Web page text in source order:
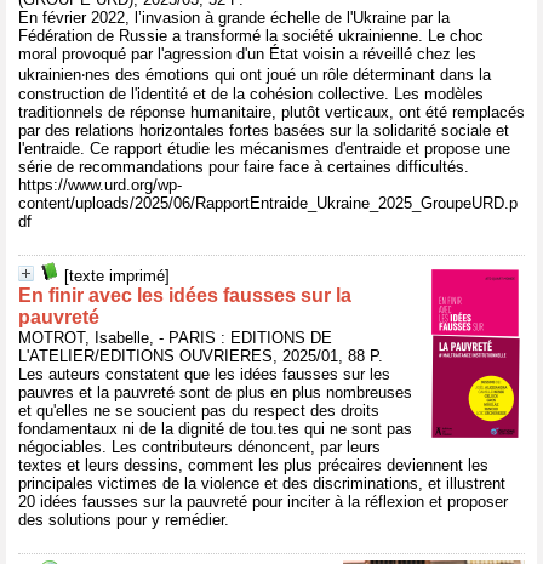
En février 2022, l’invasion à grande échelle de l'Ukraine par la
Fédération de Russie a transformé la société ukrainienne. Le choc
moral provoqué par l'agression d'un État voisin a réveillé chez les
ukrainien‧nes des émotions qui ont joué un rôle déterminant dans la
construction de l'identité et de la cohésion collective. Les modèles
traditionnels de réponse humanitaire, plutôt verticaux, ont été remplacés
par des relations horizontales fortes basées sur la solidarité sociale et
l'entraide. Ce rapport étudie les mécanismes d'entraide et propose une
série de recommandations pour faire face à certaines difficultés.
https://www.urd.org/wp-
content/uploads/2025/06/RapportEntraide_Ukraine_2025_GroupeURD.p
df
[texte imprimé]
En finir avec les idées fausses sur la
pauvreté
MOTROT, Isabelle, - PARIS : EDITIONS DE
L'ATELIER/EDITIONS OUVRIERES, 2025/01, 88 P.
Les auteurs constatent que les idées fausses sur les
pauvres et la pauvreté sont de plus en plus nombreuses
et qu'elles ne se soucient pas du respect des droits
fondamentaux ni de la dignité de tou.tes qui ne sont pas
négociables. Les contributeurs dénoncent, par leurs
textes et leurs dessins, comment les plus précaires deviennent les
principales victimes de la violence et des discriminations, et illustrent
20 idées fausses sur la pauvreté pour inciter à la réflexion et proposer
des solutions pour y remédier.